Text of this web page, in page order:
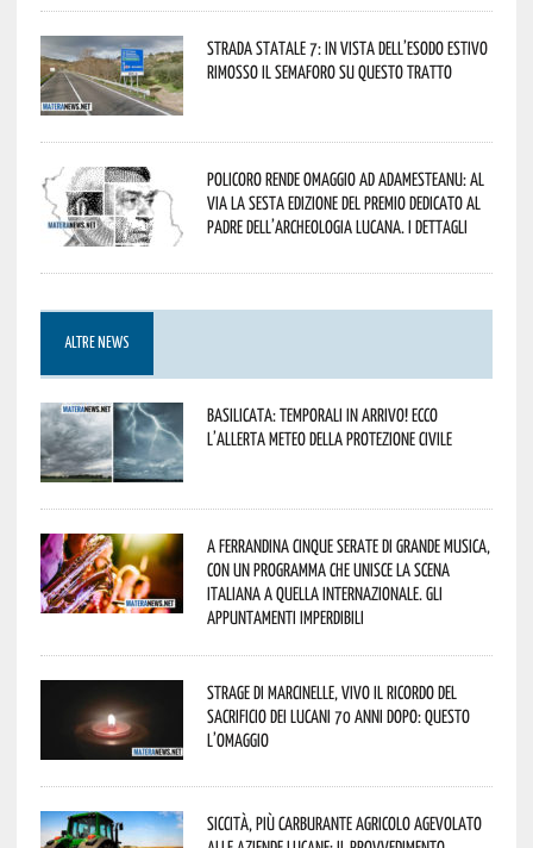
Strada statale 7: in vista dell’esodo estivo
rimosso il semaforo su questo tratto
Policoro rende omaggio ad Adamesteanu: al
via la sesta edizione del Premio dedicato al
padre dell’archeologia lucana. I dettagli
ALTRE NEWS
Basilicata: temporali in arrivo! Ecco
l’allerta meteo della Protezione civile
A Ferrandina cinque serate di grande musica,
con un programma che unisce la scena
italiana a quella internazionale. Gli
appuntamenti imperdibili
Strage di Marcinelle, vivo il ricordo del
sacrificio dei lucani 70 anni dopo: questo
l’omaggio
Siccità, più carburante agricolo agevolato